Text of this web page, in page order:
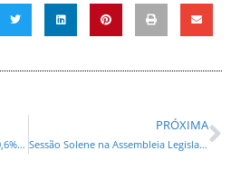
Pesquisa Futura: Ratinho tem 40,6% e Lula, 37,2% em simulação de 2º turno
PRÓXIMA
Sessão Solene na Assembleia Legislativa comemora os 332 anos de Curitiba